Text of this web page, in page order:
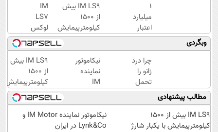
۱
میلیارد
اعتبار
خرید
طلا |
بدون
ضامن
و چک
IM LS9 بیش
از 1500
کیلومترپیمایش
با یکبار شارژ
IM
LS7
لوکس
ترین
شاسی
بلند
برقی
ایران
وبگردی
چرا درد
زانو را
تحمل
می‌کنی؟
خیلی
ساده
درمنزل
نیکاموتور
نماینده
IM
Motor و
Lynk&Co
در ایران
IM LS9 بیش
از 1500
کیلومترپیمایش
با یکبار شارژ
مطالب پیشنهادی
IM LS9 بیش از 1500
کیلومترپیمایش با یکبار شارژ
نیکاموتور نماینده IM Motor و
Lynk&Co در ایران